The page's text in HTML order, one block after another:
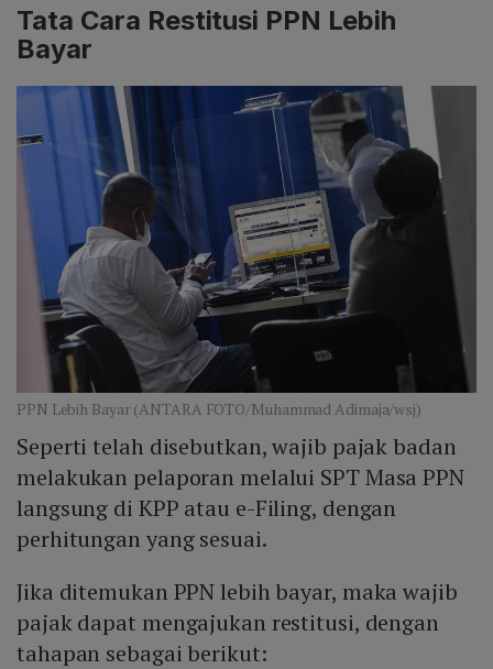
Tata Cara Restitusi PPN Lebih
Bayar
PPN Lebih Bayar (ANTARA FOTO/Muhammad Adimaja/wsj)
Seperti telah disebutkan, wajib pajak badan
melakukan pelaporan melalui SPT Masa PPN
langsung di KPP atau e-Filing, dengan
perhitungan yang sesuai.
Jika ditemukan PPN lebih bayar, maka wajib
pajak dapat mengajukan restitusi, dengan
tahapan sebagai berikut: